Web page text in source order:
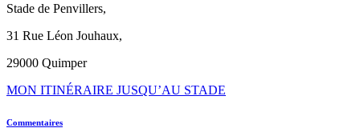
Stade de Penvillers,
31 Rue Léon Jouhaux,
29000 Quimper
MON ITINÉRAIRE JUSQU’AU STADE
Commentaires